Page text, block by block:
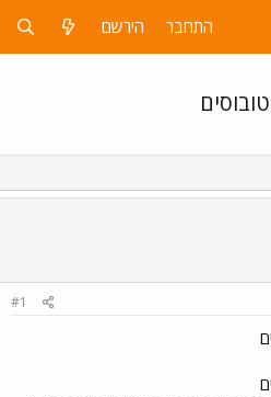
התחבר הירשם
#1